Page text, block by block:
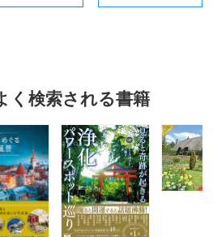
く検索される書籍